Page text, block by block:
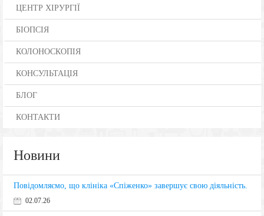
ЦЕНТР ХІРУРГІЇ
БІОПСІЯ
КОЛОНОСКОПІЯ
КОНСУЛЬТАЦІЯ
БЛОГ
КОНТАКТИ
Новини
Повідомляємо, що клініка «Спіженко» завершує свою діяльність.
02.07.26